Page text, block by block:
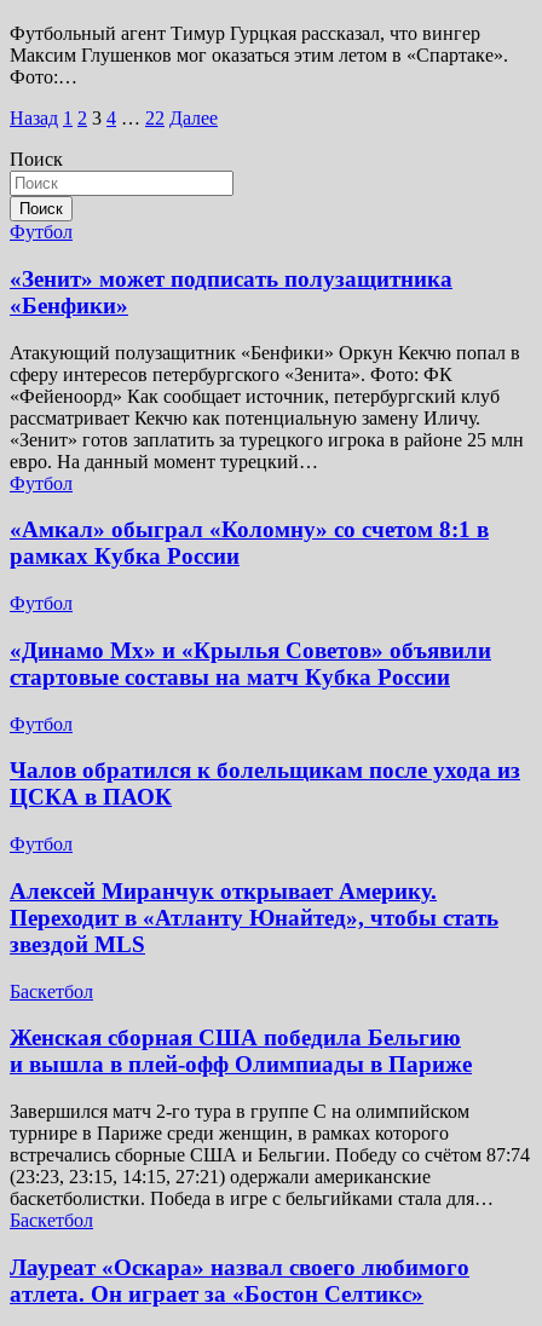
Футбольный агент Тимур Гурцкая рассказал, что вингер
Максим Глушенков мог оказаться этим летом в «Спартаке».
Фото:…
Пагинация
записей
Назад 1 2 3 4 … 22 Далее
Поиск
Поиск
Футбол
«Зенит» может подписать полузащитника
«Бенфики»
Атакующий полузащитник «Бенфики» Оркун Кекчю попал в
сферу интересов петербургского «Зенита». Фото: ФК
«Фейеноорд» Как сообщает источник, петербургский клуб
рассматривает Кекчю как потенциальную замену Иличу.
«Зенит» готов заплатить за турецкого игрока в районе 25 млн
евро. На данный момент турецкий…
Футбол
«Амкал» обыграл «Коломну» со счетом 8:1 в
рамках Кубка России
Футбол
«Динамо Мх» и «Крылья Советов» объявили
стартовые составы на матч Кубка России
Футбол
Чалов обратился к болельщикам после ухода из
ЦСКА в ПАОК
Футбол
Алексей Миранчук открывает Америку.
Переходит в «Атланту Юнайтед», чтобы стать
звездой MLS
Баскетбол
Женская сборная США победила Бельгию
и вышла в плей-офф Олимпиады в Париже
Завершился матч 2-го тура в группе C на олимпийском
турнире в Париже среди женщин, в рамках которого
встречались сборные США и Бельгии. Победу со счётом 87:74
(23:23, 23:15, 14:15, 27:21) одержали американские
баскетболистки. Победа в игре с бельгийками стала для…
Баскетбол
Лауреат «Оскара» назвал своего любимого
атлета. Он играет за «Бостон Селтикс»